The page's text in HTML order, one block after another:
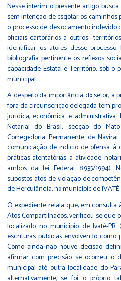
Nesse interim o presente artigo
sem intenção de esgotar os caminhos
o processo de deslocamento indevido
oficiais cartorários a outros
identificar os atores desse
bibliografia pertinente os reflexos
capacidade Estatal e Território, sob o
municipal.
A despeito da importância do setor, a
fora da circunscrição delegada tem
jurídica, econômica e administrativa.
Notarial do Brasil, secção do
Corregedoria Permanente de
comunicação de indício de ofensa à
práticas atentatórias a atividade
ambos da lei Federal 8.935/1994).
supostos atos de violação de
de Herculândia, no município de IVATÉ-
O expediente relata que, em consulta
Atos Compartilhados, verificou-se que
localizado no município de Ivaté-PR
escrituras públicas envolvendo como
Como ainda não houve decisão
afirmar com precisão se ocorreu o
municipal até outra localidade do
alternativamente, se foi o próprio